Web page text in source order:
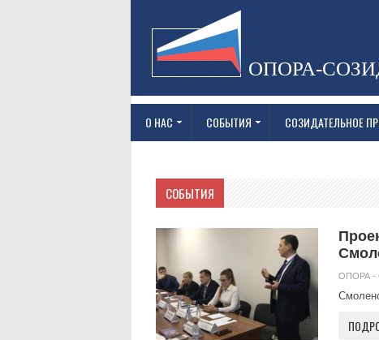
ОПОРА-
О НАС СОБЫТИЯ СОЗИДАТЕЛЬНОЕ
СОБЫТИЯ
ОПОРА -